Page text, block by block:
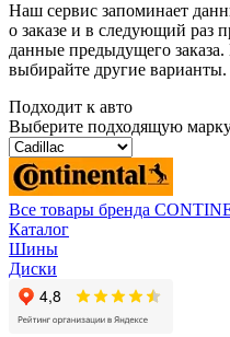
Наш сервис запоминает
о заказе и в следующий раз
данные предыдущего
выбирайте другие варианты.
Подходит к авто
Выберите подходящую
Все товары бренда
Каталог
Шины
Диски